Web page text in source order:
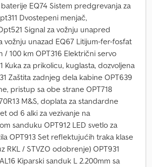
EQ74 Sistem predgrevanja za
Dvostepeni menjač,
Signal za vožnju unapred
vožnju unazad EQ67 Litijum-fer-fosfat
/ 100 km OPT316 Električni servo
Kuka za prikolicu, kuglasta, dozvoljena
Zaštita zadnjeg dela kabine OPT639
pristup sa obe strane OPT718
M&S, doplata za standardne
od 6 alki za vezivanje na
sanduku OPT912 LED svetlo za
OPT913 Set reflektujućih traka klase
RKL / STVZO odobrenje) OPT931
Kiparski sanduk L 2.200mm sa